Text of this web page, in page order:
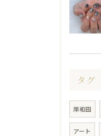
タグ
岸和田
アート